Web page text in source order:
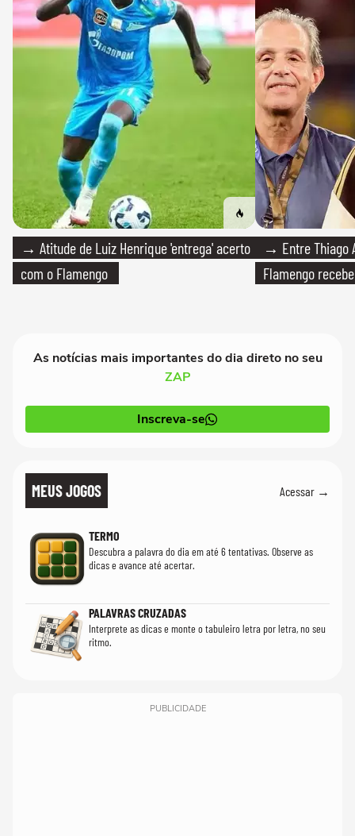
→ Atitude de Luiz Henrique 'entrega' acerto
com o Flamengo
→ Entre Thiago
Flamengo
As notícias mais importantes do dia direto no seu
ZAP
Inscreva-se
MEUS JOGOS Acessar →
TERMO
Descubra a palavra do dia em até 6 tentativas. Observe as
dicas e avance até acertar.
PALAVRAS CRUZADAS
Interprete as dicas e monte o tabuleiro letra por letra, no seu
ritmo.
PUBLICIDADE